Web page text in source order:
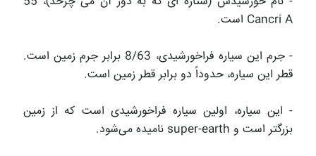
Cancri A است.
- جرم این سیاره فراخورشیدی، 8/63 برابر جرم زمین است.
قطر این سیاره، حدوداً دو برابر قطر زمین است.
- این سیاره، اولین سیاره فراخورشیدی است که از زمین
بزرگتر است و super-earth نامیده می‌شود.